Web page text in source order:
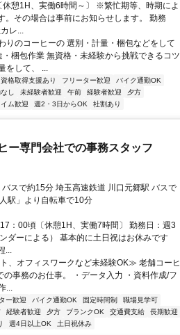
憩1H、実働6時間～〕 ※繁忙期等、時期によ
。その場合は事前にお知らせします。 勤務
レ...
りのコーヒーの 選別・計量・梱包などをして
梱包作業 無資格・未経験から挑戦できるコツ
をして、 ...
資格取得支援あり フリーター歓迎
バイク通勤OK
し 未経験者歓迎 午前 経験者歓迎
夕方
ム歓迎 週2・3日からOK 社割あり
ー専門会社での事務スタッフ
スで約15分 埼玉高速鉄道 川口元郷駅 バスで
駅」より自転車で10分
：00頃〔休憩1H、実働7時間〕 勤務日：週3
ダーによる） 基本的に土日祝はお休みです
...
、オフィスワークなど未経験OK≫ 老舗コーヒ
事務のお仕事。 ・データ入力 ・資料作成/フ
...
ー歓迎 バイク通勤OK 固定時間制
職場見学可
経験者歓迎 夕方 ブランクOK 交通費支給
長期歓迎
週4日以上OK 土日祝休み